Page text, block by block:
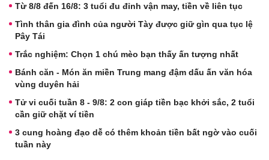
Từ 8/8 đến 16/8: 3 tuổi đu đỉnh vận may, tiền về liên tục
Tình thân gia đình của người Tày được giữ gìn qua tục lệ
Pây Tái
Trắc nghiệm: Chọn 1 chú mèo bạn thấy ấn tượng nhất
Bánh căn - Món ăn miền Trung mang đậm dấu ấn văn hóa
vùng duyên hải
Tử vi cuối tuần 8 - 9/8: 2 con giáp tiền bạc khởi sắc, 2 tuổi
cần giữ chặt ví tiền
3 cung hoàng đạo dễ có thêm khoản tiền bất ngờ vào cuối
tuần này